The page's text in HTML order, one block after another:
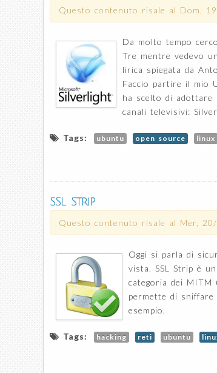
Questo contenuto risale al Dom,
Da molto tempo
Tre mentre vedevo
lirica spiegata da
Faccio partire il mio
ha scelto di
canali televisivi:
Tags: ubuntu open source linux
SSL Strip
Questo contenuto risale al Mer,
Oggi si parla di
vista. SSL Strip è
categoria dei MITM
permette di
esempio.
Tags: hacking reti ubuntu